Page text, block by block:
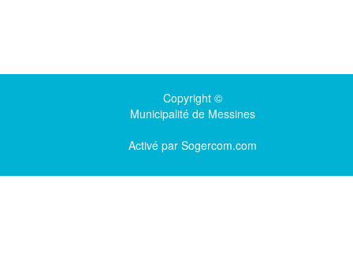
Copyright ©
Municipalité de Messines
Activé par Sogercom.com